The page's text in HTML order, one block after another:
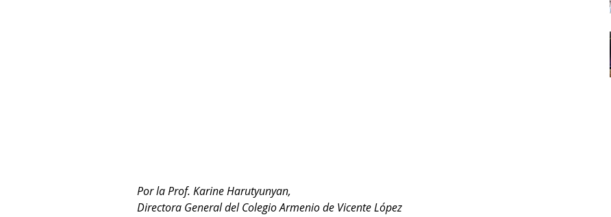
Por la Prof. Karine Harutyunyan,
Directora General del Colegio Armenio de Vicente López